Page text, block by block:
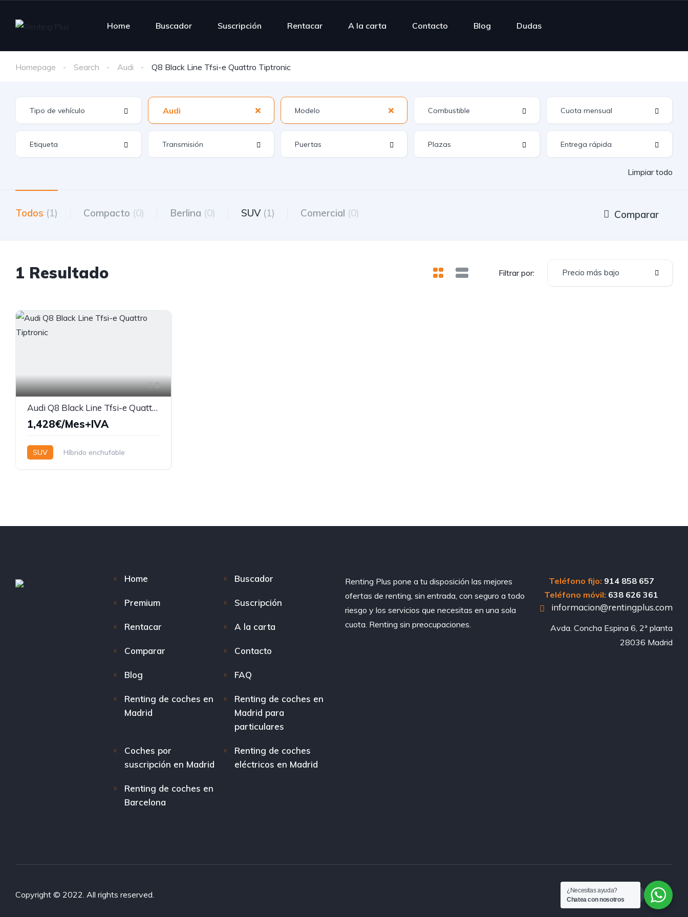
Home Buscador Suscripción Rentacar A la carta Contacto Blog Dudas
Homepage Search Audi Q8 Black Line Tfsi-e Quattro Tiptronic
Audi
Limpiar todo
Todos (1) Compacto (0) Berlina (0) SUV (1) Comercial (0) Comparar
1 Resultado Filtrar por: Precio más bajo
8
Audi Q8 Black Line Tfsi-e Quattro Tiptronic
1,428€/Mes+IVA
SUV
Híbrido enchufable
Home Buscador
Premium Suscripción
Rentacar A la carta
Comparar Contacto
Blog FAQ
Renting de coches en
Madrid
Renting de coches en
Madrid para
particulares
Coches por
suscripción en Madrid
Renting de coches
eléctricos en Madrid
Renting de coches en
Barcelona
Renting Plus pone a tu disposición las mejores
ofertas de renting, sin entrada, con seguro a todo
riesgo y los servicios que necesitas en una sola
cuota. Renting sin preocupaciones.
Teléfono fijo: 914 858 657
Teléfono móvil: 638 626 361
informacion@rentingplus.com
Avda. Concha Espina 6, 2ª planta
28036 Madrid
Copyright © 2022. All rights reserved.
¿Necesitas ayuda?
Chatea con nosotros